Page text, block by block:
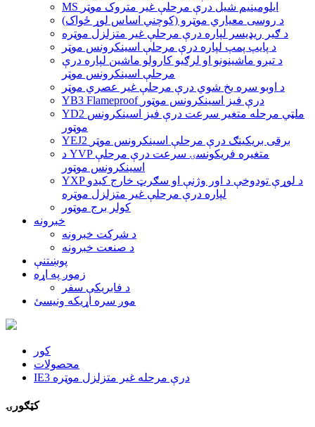
MS ایلومینیم شیل درې مرحلې غیر متروک موټر
د روسی معیاري موټرو (کوچني اساس لوړ ځواک)
د ګیر ریډیسر لپاره درې مرحلې غیر متزلزل موټره
د پایپ پمپ لپاره درې مرحلې اسینکرونس موټر
د تیږو ماشینونو او لرګیو کارولو ماشین لپاره درې
مرحلې اسینکرونس موټر
د اوبو سره یخ شوي درې مرحلې غیر عصري موټر
YB3 Flameproof درې فیز اسینکرونس موټور
YD2 ملټي مرحله متغیر سرعت درې فیز اسینکرونس
موټور
YEJ2 برقی بریکینګ درې مرحلې اسینکرونس موټر
د YVP متغیره فریکونسۍ سرعت درې مرحلې
اسینکرونس موټور
YXP د لوړې تودوخې د اور وژنې او سګرټ خارج کیدو
لپاره درې مرحلې غیر متزلزل موټره
کولر برج موټور
خبرونه
د شرکت خبرونه
د صنعت خبرونه
پوښتنې
زموږ په اړه
د فابریکې سفر
موږ سره اړیکه ونیسئ
کور
محصولات
IE3 درې مرحله غیر متزلزل موټره
کټګورۍ